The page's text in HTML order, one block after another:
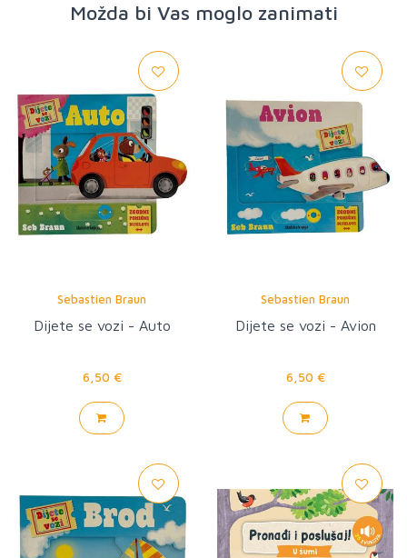
Možda bi Vas moglo zanimati
Sebastien Braun
Dijete se vozi - Auto
6,50 €
Sebastien Braun
Dijete se vozi - Avion
6,50 €